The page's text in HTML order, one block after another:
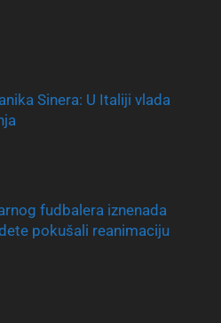
Sinera: U Italiji vlada
fudbalera iznenada
pokušali reanimaciju